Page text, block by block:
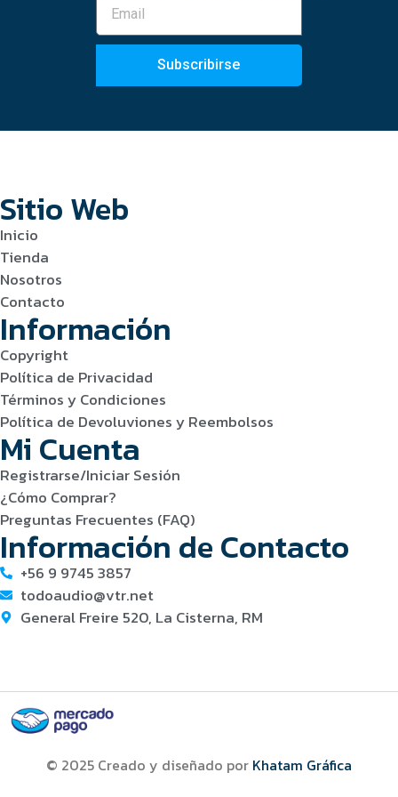
Subscribirse
Sitio Web
Inicio
Tienda
Nosotros
Contacto
Información
Copyright
Política de Privacidad
Términos y Condiciones
Política de Devoluviones y Reembolsos
Mi Cuenta
Registrarse/Iniciar Sesión
¿Cómo Comprar?
Preguntas Frecuentes (FAQ)
Información de Contacto
+56 9 9745 3857
todoaudio@vtr.net
General Freire 520, La Cisterna, RM
© 2025 Creado y diseñado por Khatam Gráfica